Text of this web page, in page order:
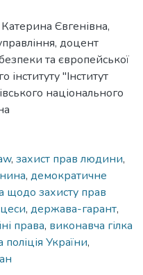
Євгенівна,
доцент
та європейської
інституту "Інститут
національного
, захист прав людини,
, демократичне
щодо захисту прав
, держава-гарант,
права, виконавча гілка
України,